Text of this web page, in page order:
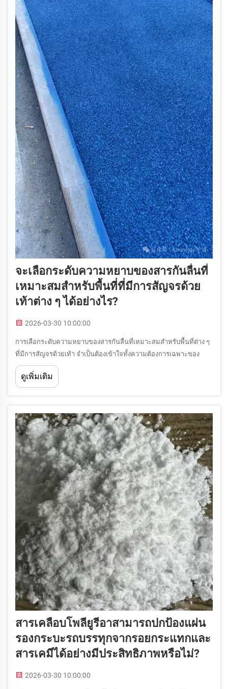
จะเลือกระดับความหยาบของสารกันลื่นที่
เหมาะสมสำหรับพื้นที่ที่มีการสัญจรด้วย
เท้าต่าง ๆ ได้อย่างไร?
2026-03-30 10:00:00
การเลือกระดับความหยาบของสารกันลื่นที่เหมาะสมสำหรับพื้นที่ต่าง ๆ
ที่มีการสัญจรด้วยเท้า จำเป็นต้องเข้าใจทั้งความต้องการเฉพาะของ
แต่ละสภาพแวดล้อมและคุณลักษณะด้านประสิทธิภาพของขนาดเม็ด
หยาบที่แตกต่างกัน การเลือกที่ไม่เหมาะสมอาจส่งผลให้เกิด
ดูเพิ่มเติม
สารเคลือบโพลียูรีอาสามารถปกป้องแผ่น
รองกระบะรถบรรทุกจากรอยกระแทกและ
สารเคมีได้อย่างมีประสิทธิภาพหรือไม่?
2026-03-30 10:00:00